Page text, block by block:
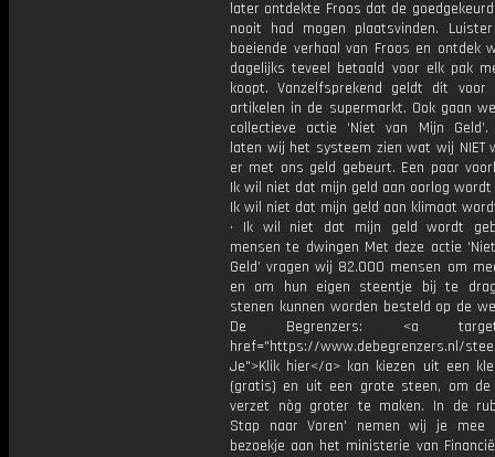
later ontdekte Froos dat de
nooit had mogen plaatsvinden.
boeiende verhaal van Froos en ontdek
dagelijks teveel betaald voor elk pak
koopt. Vanzelfsprekend geldt dit voor
artikelen in de supermarkt. Ook gaan
collectieve actie ‘Niet van Mijn Geld’.
laten wij het systeem zien wat wij NIET
er met ons geld gebeurt. Een paar
⁠Ik wil niet dat mijn geld aan oorlog wordt
⁠Ik wil niet dat mijn geld aan klimaat
•⁠ ⁠Ik wil niet dat mijn geld wordt
mensen te dwingen Met deze actie
Geld’ vragen wij 82.000 mensen om
en om hun eigen steentje bij te
stenen kunnen worden besteld op de
De Begrenzers: <a
href="https://www.debegrenzers.nl/
Je">Klik hier</a> kan kiezen uit een
(gratis) en uit een grote steen, om de
verzet nòg groter te maken. In de
Stap naar Voren' nemen wij je mee
bezoekje aan het ministerie van